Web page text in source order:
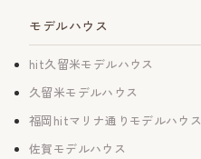
モデルハウス
hit久留米モデルハウス
久留米モデルハウス
福岡hitマリナ通りモデルハウス
佐賀モデルハウス